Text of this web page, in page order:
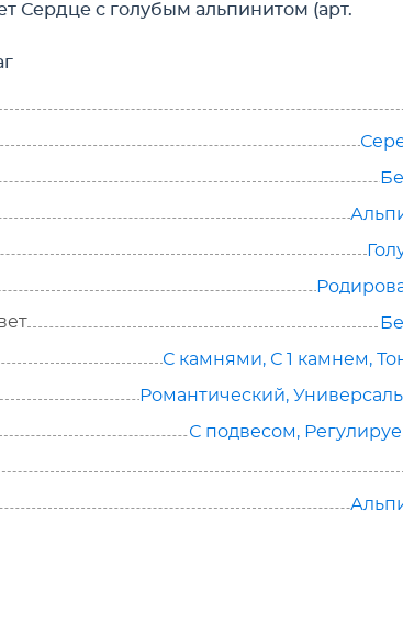
Сердце с голубым альпинитом (арт.
С камнями, С 1 камнем,
Романтический,
С подвесом,